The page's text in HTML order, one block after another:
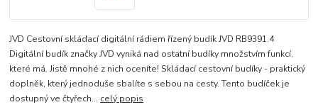
JVD Cestovní skládací digitální rádiem řízený budík JVD RB9391.4
Digitální budík značky JVD vyniká nad ostatní budíky množstvím funkcí,
které má. Jistě mnohé z nich oceníte! Skládací cestovní budíky - praktický
doplněk, který jednoduše sbalíte s sebou na cesty. Tento budíček je
dostupný ve čtyřech... celý popis